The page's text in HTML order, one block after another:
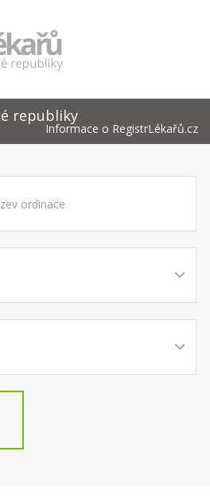
republiky
Informace o RegistrLékařů.cz